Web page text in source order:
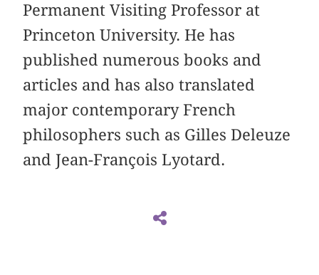
Permanent Visiting Professor at
Princeton University. He has
published numerous books and
articles and has also translated
major contemporary French
philosophers such as Gilles Deleuze
and Jean-François Lyotard.